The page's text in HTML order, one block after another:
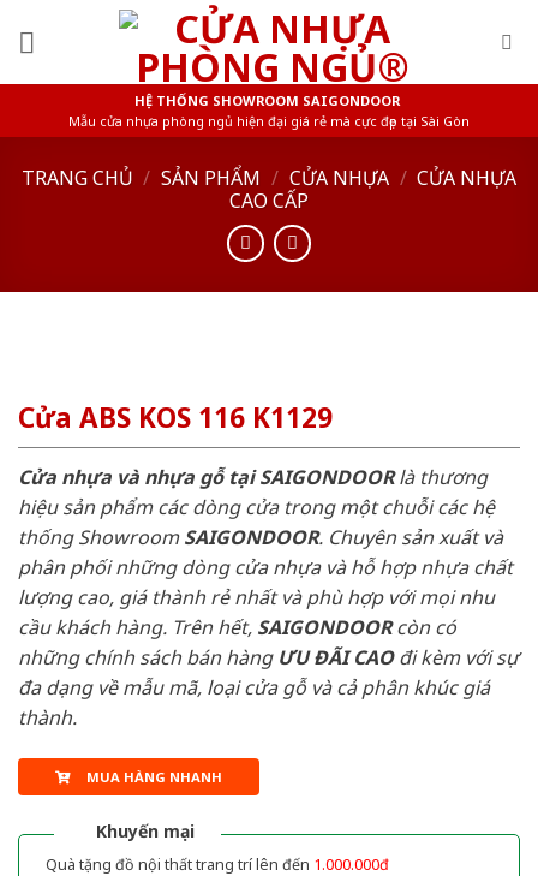
HỆ THỐNG SHOWROOM SAIGONDOOR
Mẫu cửa nhựa phòng ngủ hiện đại giá rẻ mà cực đẹp tại Sài Gòn
TRANG CHỦ / SẢN PHẨM / CỬA NHỰA / CỬA NHỰA
CAO CẤP
Cửa ABS KOS 116 K1129
Cửa nhựa và nhựa gỗ tại SAIGONDOORlà thương
hiệu sản phẩm các dòng cửa trong một chuỗi các hệ
thống ShowroomSAIGONDOOR. Chuyên sản xuất và
phân phối những dòng cửa nhựa và hỗ hợp nhựa chất
lượng cao, giá thành rẻ nhất và phù hợp với mọi nhu
cầu khách hàng. Trên hết, SAIGONDOORcòn có
những chính sách bán hàng ƯU ĐÃI CAOđi kèm với sự
đa dạng về mẫu mã, loại cửa gỗ và cả phân khúc giá
thành.
MUA HÀNG NHANH
Khuyến mại
Quà tặng đồ nội thất trang trí lên đến 1.000.000đ